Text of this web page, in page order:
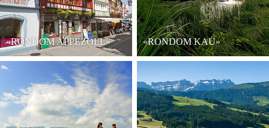
«RONDOM APPEZÖLL» «RONDOM KAU»